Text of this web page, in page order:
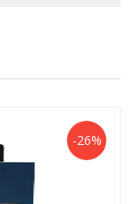
-26%